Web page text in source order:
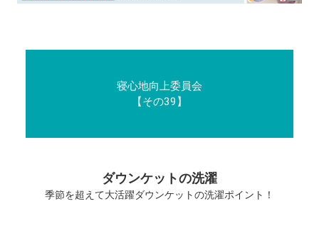
寝心地向上委員会
【その39】
ダウンケットの洗濯
季節を超えて大活躍ダウンケットの洗濯ポイント！